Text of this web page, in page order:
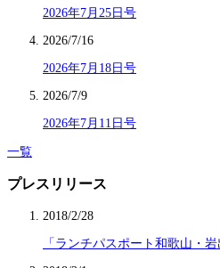
2026年7月25日号
2026/7/16
2026年7月18日号
2026/7/9
2026年7月11日号
一覧
プレスリリース
2018/2/28
「ランチパスポート和歌山・